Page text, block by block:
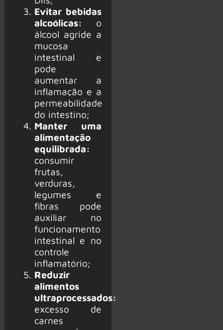
Evitar bebidas
alcoólicas: o
álcool agride a
mucosa
intestinal e
pode
aumentar a
inflamação e a
permeabilidade
do intestino;
Manter uma
alimentação
equilibrada:
consumir
frutas,
verduras,
legumes e
fibras pode
auxiliar no
funcionamento
intestinal e no
controle
inflamatório;
Reduzir
alimentos
ultraprocessados:
excesso de
carnes